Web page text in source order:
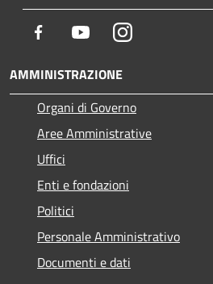
Facebook YoutubeInstagram
AMMINISTRAZIONE
Organi di Governo
Aree Amministrative
Uffici
Enti e fondazioni
Politici
Personale Amministrativo
Documenti e dati